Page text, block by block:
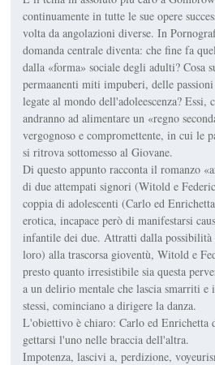
continuamente in tutte le sue opere
volta da angolazioni diverse. In
domanda centrale diventa: che fine fa
dalla «forma» sociale degli adulti? Cosa
permaanenti miti impuberi, delle
legate al mondo dell'adoleescenza? Essi,
andranno ad alimentare un «regno
vergognoso e compromettente, in cui le
si ritrova sottomesso al Giovane.
Di questo appunto racconta il romanzo
di due attempati signori (Witold e
coppia di adolescenti (Carlo ed
erotica, incapace però di manifestarsi
infantile dei due. Attratti dalla
loro) alla trascorsa gioventù, Witold e
presto quanto irresistibile sia questa
a un delirio mentale che lascia smarriti
stessi, cominciano a dirigere la danza.
L'obiettivo è chiaro: Carlo ed Enrichetta
gettarsi l'uno nelle braccia dell'altra.
Impotenza, lascivi a, perdizione,